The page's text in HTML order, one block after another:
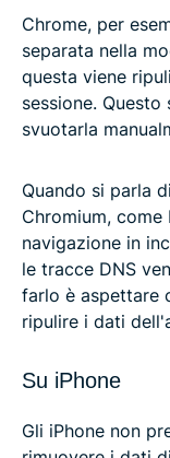
Chrome, per
separata nella
questa viene
sessione.
svuotarla
Quando si parla
Chromium,
navigazione in
le tracce DNS
farlo è aspettare
ripulire i dati
Su iPhone
Gli iPhone non